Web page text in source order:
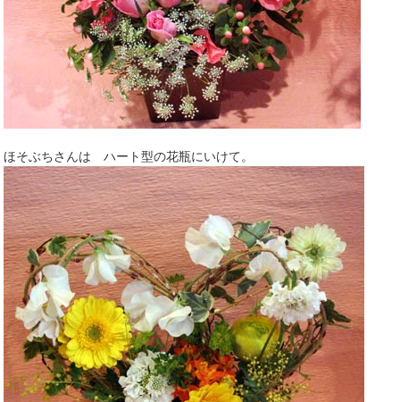
ほそぶちさんは ハート型の花瓶にいけて。